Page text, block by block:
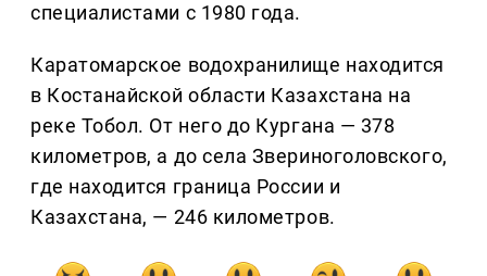
специалистами с 1980 года.
Каратомарское водохранилище находится
в Костанайской области Казахстана на
реке Тобол. От него до Кургана — 378
километров, а до села Звериноголовского,
где находится граница России и
Казахстана, — 246 километров.